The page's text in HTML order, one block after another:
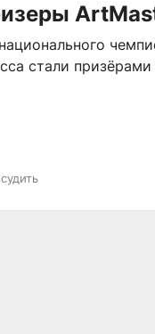
стали